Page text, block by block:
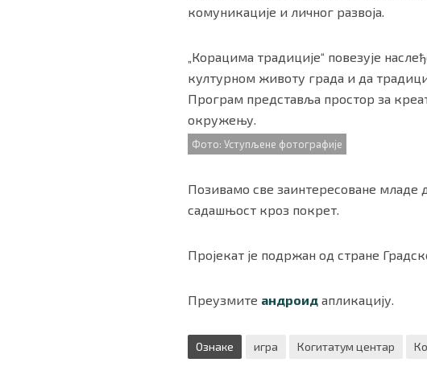
комуникације и личног развоја.
„Корацима традиције“ повезује
културном животу града и да
Програм представља простор за
окружењу.
Фото: Уступљене фотографије
Позивамо све заинтересоване младе
садашњост кроз покрет.
Пројекат је подржан од стране
Преузмите андроид апликацију.
Ознаке игра Когитатум центар